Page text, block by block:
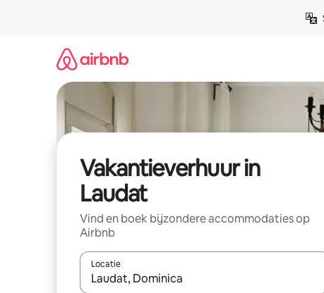
Vakantieverhuur in
Laudat
Vind en boek bijzondere accommodaties op
Airbnb
Locatie
Wanneer er suggesties beschikbaar zijn, maak je